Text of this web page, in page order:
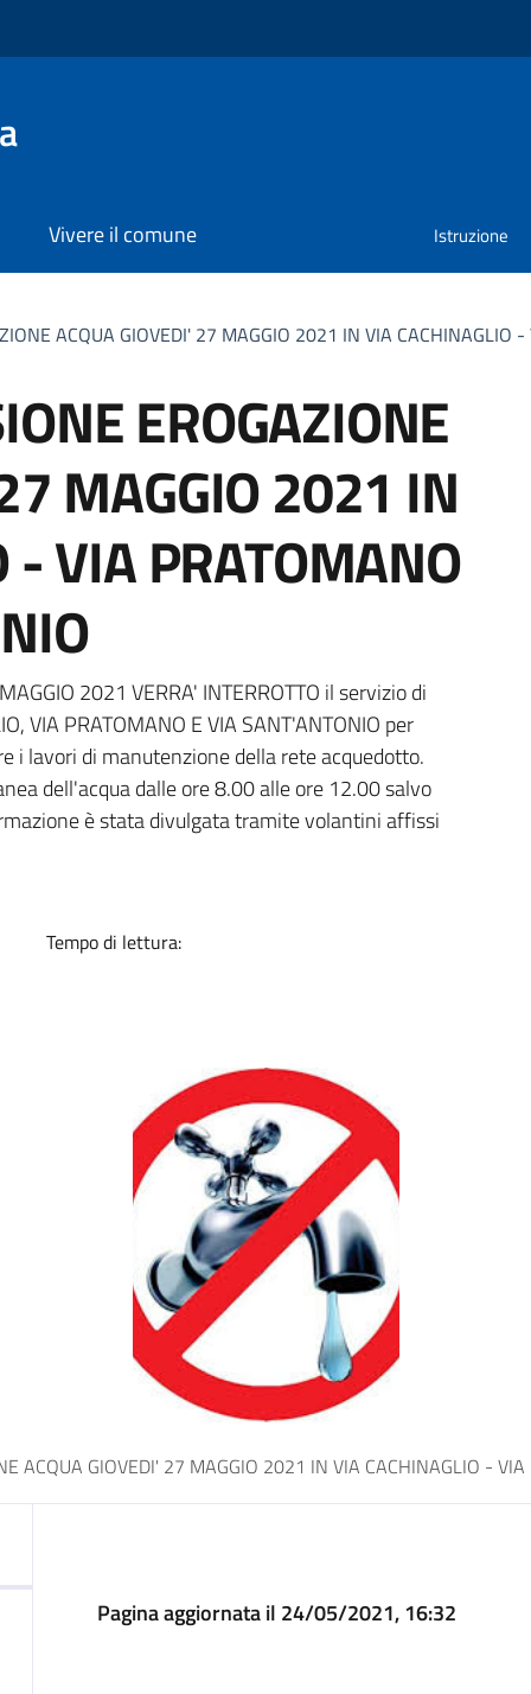
Vivere il comune Istruzione
ACQUA GIOVEDI' 27 MAGGIO 2021 IN VIA CACHINAGLIO
EROGAZIONE
MAGGIO 2021 IN
- VIA PRATOMANO
2021 VERRA' INTERROTTO il servizio di
VIA PRATOMANO E VIA SANT'ANTONIO per
i lavori di manutenzione della rete acquedotto.
dell'acqua dalle ore 8.00 alle ore 12.00 salvo
è stata divulgata tramite volantini affissi
Tempo di lettura:
ACQUA GIOVEDI' 27 MAGGIO 2021 IN VIA CACHINAGLIO -
Pagina aggiornata il 24/05/2021, 16:32